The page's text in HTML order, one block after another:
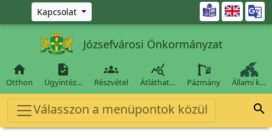
Ugrás a fő tartalomra
Kapcsolat 
Józsefvárosi Önkormányzat

Otthon

Ügyintéz…

Részvétel

Átláthat… Pázmány Állami k…
Válasszon a menüpontok közül 